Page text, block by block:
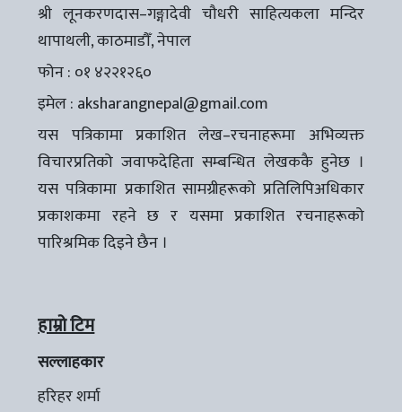
श्री लूनकरणदास–गङ्गादेवी चौधरी साहित्यकला मन्दिर
थापाथली, काठमाडौँ, नेपाल
फोन : ०१ ४२२१२६०
इमेल : aksharangnepal@gmail.com
यस पत्रिकामा प्रकाशित लेख–रचनाहरूमा अभिव्यक्त
विचारप्रतिको जवाफदेहिता सम्बन्धित लेखककै हुनेछ ।
यस पत्रिकामा प्रकाशित सामग्रीहरूको प्रतिलिपिअधिकार
प्रकाशकमा रहने छ र यसमा प्रकाशित रचनाहरूको
पारिश्रमिक दिइने छैन ।
हाम्रो टिम
सल्लाहकार
हरिहर शर्मा